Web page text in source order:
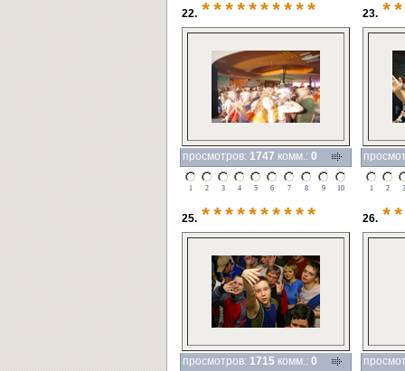
22. **********
просмотров: 1747 комм.: 0
1 2 3 4 5 6 7 8 9 10
23.
1 2 3
25. **********
просмотров: 1715 комм.: 0
26.